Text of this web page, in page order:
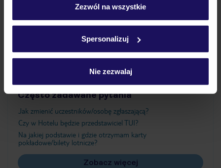
Szczegółowe informacje o plikach cookie znajdziesz
Zezwól na wszystkie
Spersonalizuj
Nie zezwalaj
Ważne informacje
Często zadawane pytania
Jak zmienić uczestników/osobę zgłaszającą?
Czy w Hotelu będzie przedstawiciel TUI?
Na jakiej podstawie i gdzie otrzymam karty
pokładowe/bilety lotnicze?
Zobacz więcej